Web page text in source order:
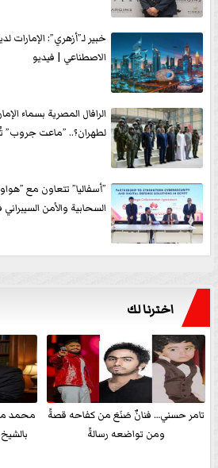
خبير لـ”أزهري”: الإمارات
الاصطناعي | فيديو
الرافال المصرية بسماء
لطهران؟.. ”ماعت جروب”
”أسفاليا” تتعاون مع
السحابية والأمن
اخترنا لك
تامر حسني… فنانٌ صَنَعَ من كفاحه قصةً
ومن تواضعه رسالةً
محمد